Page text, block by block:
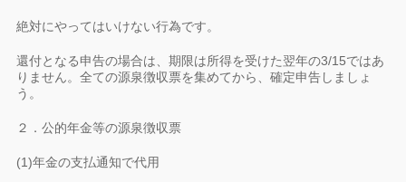
絶対にやってはいけない行為です。
還付となる申告の場合は、期限は所得を受けた翌年の3/15ではあ
りません。全ての源泉徴収票を集めてから、確定申告しましょ
う。
２．公的年金等の源泉徴収票
(1)年金の支払通知で代用